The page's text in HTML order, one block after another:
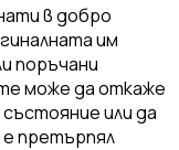
в добро
им
поръчани
може да откаже
или да
претърпял